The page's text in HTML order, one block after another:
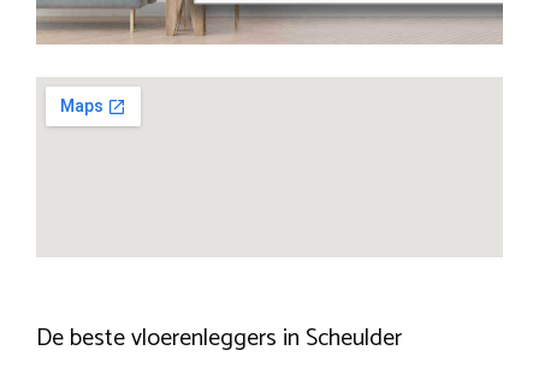
De beste vloerenleggers in Scheulder